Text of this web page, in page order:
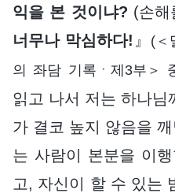
익을 본 것이냐? (손해
너무나 막심하다! 』 (＜
의 좌담 기록ㆍ제3부＞
읽고 나서 저는 하나님
가 결코 높지 않음을
는 사람이 본분을 이
고, 자신이 할 수 있는